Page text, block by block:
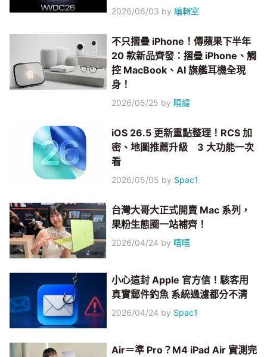
2026/06/03 by編輯室
不只摺疊 iPhone！傳蘋果下半年
20 款新品齊發：摺疊 iPhone、觸
控 MacBook、AI 旗艦耳機全現
身！
2026/05/25 by 曉緹
iOS 26.5 更新重點整理！RCS 加
密、地圖推薦升級 3 大功能一次
看
2026/05/05 by Spac1
台灣大哥大正式開賣 Mac 系列，
果粉生態圈一站補齊！
2026/04/24 by 嘻嘻
小心這封 Apple 官方信！駭客用
真實郵件釣魚 系統過濾都分不清
2026/04/24 by Spac1
Air＝準 Pro？M4 iPad Air 實測完